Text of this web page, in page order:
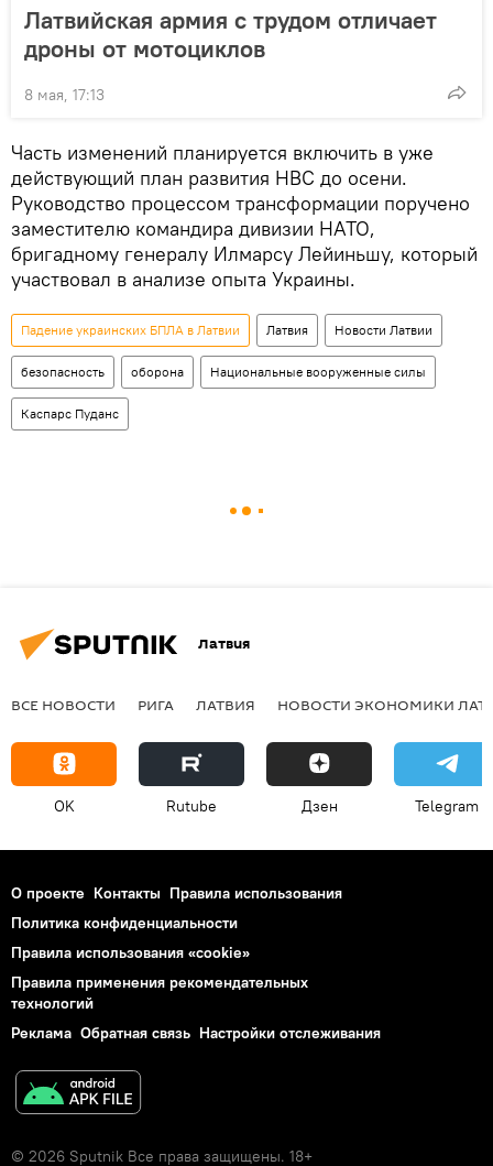
Латвийская армия с трудом отличает
дроны от мотоциклов
8 мая, 17:13
Часть изменений планируется включить в уже
действующий план развития НВС до осени.
Руководство процессом трансформации поручено
заместителю командира дивизии НАТО,
бригадному генералу Илмарсу Лейиньшу, который
участвовал в анализе опыта Украины.
Падение украинских БПЛА в Латвии Латвия Новости Латвии
безопасность оборона Национальные вооруженные силы
Каспарс Пуданс
Латвия
ВСЕ НОВОСТИ РИГА ЛАТВИЯ НОВОСТИ ЭКОНОМИКИ
OK Rutube Дзен Telegram
О проекте Контакты Правила использования
Политика конфиденциальности
Правила использования «cookie»
Правила применения рекомендательных
технологий
Реклама Обратная связь Настройки отслеживания
© 2026 Sputnik Все права защищены. 18+